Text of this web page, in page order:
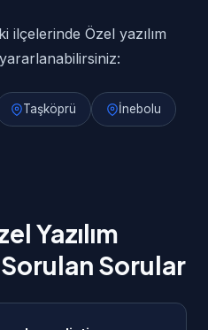
ilçelerinde Özel yazılım
Taşköprü İnebolu
Yazılım
Sorular